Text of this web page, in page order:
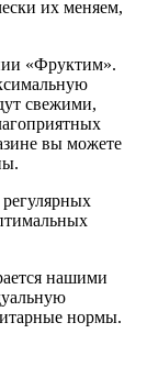
их меняем,
«Фруктим».
свежими,
вы можете
регулярных
нашими
нормы.